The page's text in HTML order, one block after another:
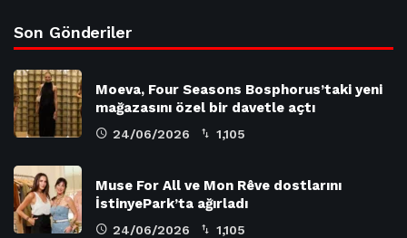
Son Gönderiler
Moeva, Four Seasons Bosphorus’taki yeni
mağazasını özel bir davetle açtı
24/06/2026 1,105
Muse For All ve Mon Rêve dostlarını
İstinyePark’ta ağırladı
24/06/2026 1,105